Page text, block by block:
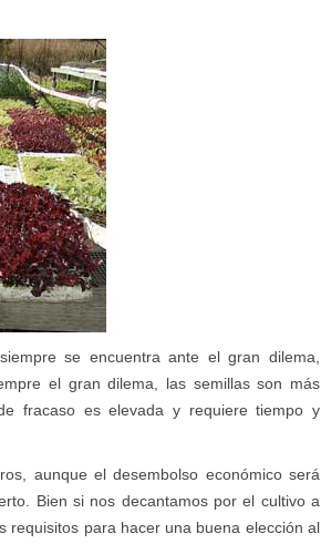
se encuentra ante el gran dilema,
el gran dilema, las semillas son más
fracaso es elevada y requiere tiempo y
aunque el desembolso económico será
Bien si nos decantamos por el cultivo a
requisitos para hacer una buena elección al